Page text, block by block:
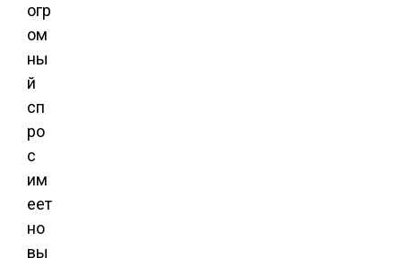
огр
ом
ны
й
сп
ро
с
им
еет
но
вы